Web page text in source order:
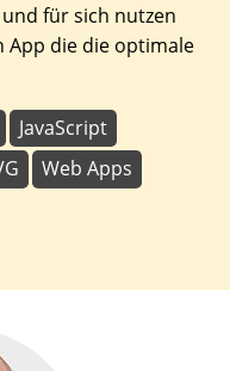
für sich nutzen
App die die optimale
JavaScript
Web Apps